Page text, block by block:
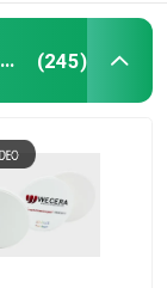
Πολυστρωματικός φραγμός Zirconia (245)